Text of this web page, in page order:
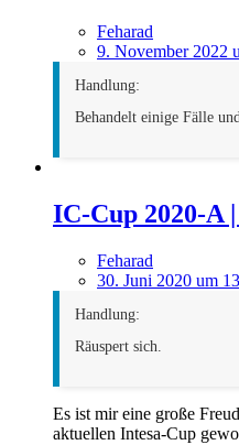
Feharad
9. November 2022
Handlung:
Behandelt einige Fälle
IC-Cup 2020-A
Feharad
30. Juni 2020 um
Handlung:
Räuspert sich.
Es ist mir eine große
aktuellen Intesa-Cup